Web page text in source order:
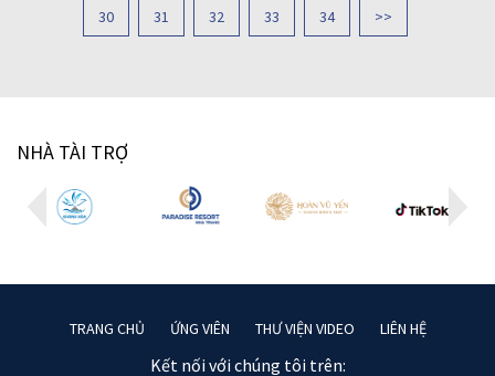
30 31 32 33 34 >>
NHÀ TÀI TRỢ
TRANG CHỦ ỨNG VIÊN THƯ VIỆN VIDEO LIÊN HỆ
Kết nối với chúng tôi trên: